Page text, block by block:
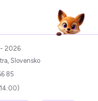
- 2026
Slovensko
85